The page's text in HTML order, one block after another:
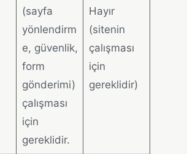
(sayfa
yönlendirm
e, güvenlik,
form
gönderimi)
çalışması
için
gereklidir.
Hayır
(sitenin
çalışması
için
gereklidir)